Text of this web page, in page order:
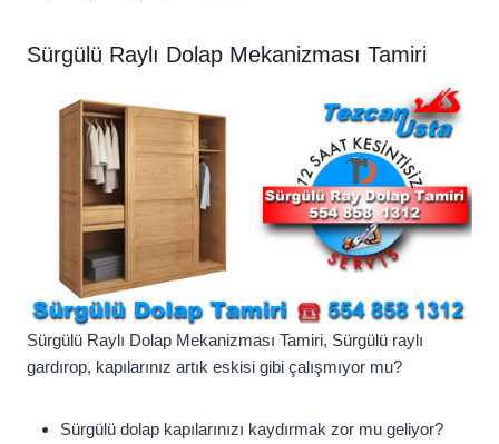
Sürgülü Raylı Dolap Mekanizması Tamiri
Sürgülü Raylı Dolap Mekanizması Tamiri, Sürgülü raylı
gardırop, kapılarınız artık eskisi gibi çalışmıyor mu?
Sürgülü dolap kapılarınızı kaydırmak zor mu geliyor?